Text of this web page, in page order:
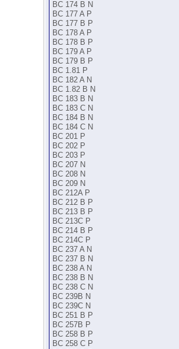
BC 174 B N
BC 177 A P
BC 177 B P
BC 178 A P
BC 178 B P
BC 179 A P
BC 179 B P
BC 1.81 P
BC 182 A N
BC 1.82 B N
BC 183 B N
BC 183 C N
BC 184 B N
BC 184 C N
BC 201 P
BC 202 P
BC 203 P
BC 207 N
BC 208 N
BC 209 N
BC 212A P
BC 212 B P
BC 213 B P
BC 213C P
BC 214 B P
BC 214C P
BC 237 A N
BC 237 B N
BC 238 A N
BC 238 B N
BC 238 C N
BC 239B N
BC 239C N
BC 251 B P
BC 257B P
BC 258 B P
BC 258 C P